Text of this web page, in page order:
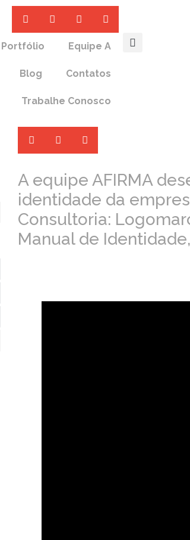
Portfólio Equipe A
Blog Contatos
Trabalhe Conosco
A equipe AFIRMA
identidade da
Consultoria:
Manual de